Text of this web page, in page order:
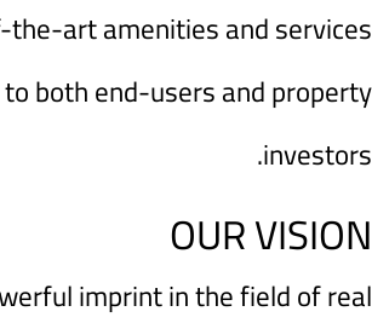
art amenities and services
both end-users and property
investors.
OUR VISION
imprint in the field of real